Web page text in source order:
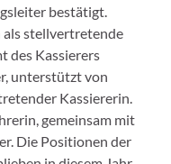
bestätigt.
stellvertretende
des Kassierers
unterstützt von
Kassiererin.
gemeinsam mit
Die Positionen der